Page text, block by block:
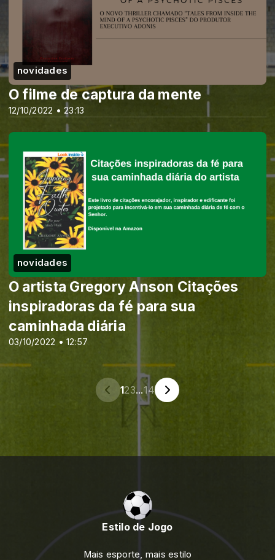
novidades
12/10/2022 • 23:13
O filme de captura da mente
novidades
03/10/2022 • 12:57
O artista Gregory Anson Citações
inspiradoras da fé para sua
caminhada diária
123...14
Estilo de Jogo
Mais esporte, mais estilo